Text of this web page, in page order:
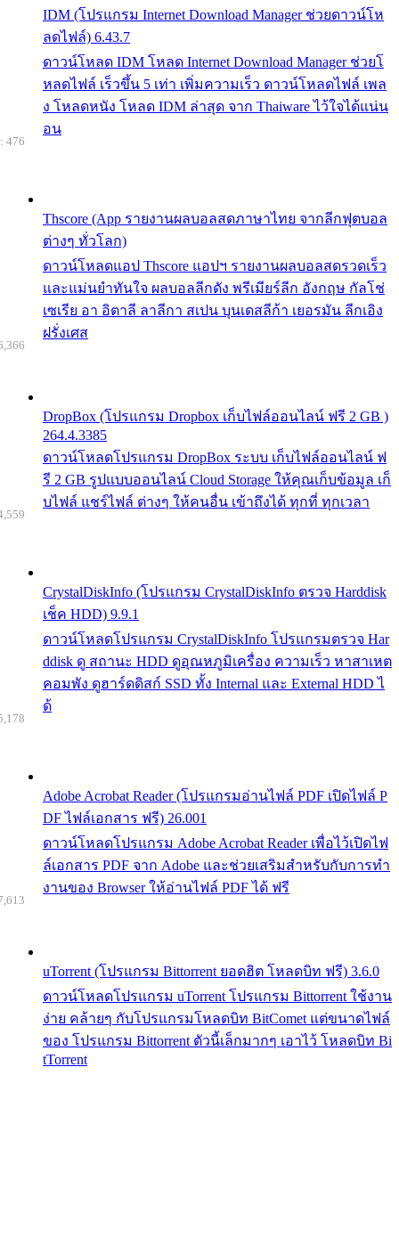
IDM (โปรแกรม Internet Download Manager ช่วยดาวน์โห
ลดไฟล์) 6.43.7
ดาวน์โหลด IDM โหลด Internet Download Manager ช่วยโ
หลดไฟล์ เร็วขึ้น 5 เท่า เพิ่มความเร็ว ดาวน์โหลดไฟล์ เพล
ง โหลดหนัง โหลด IDM ล่าสุด จาก Thaiware ไว้ใจได้แน่น
อน
Thscore (App รายงานผลบอลสดภาษาไทย จากลีกฟุตบอล
ต่างๆ ทั่วโลก)
ดาวน์โหลดแอป Thscore แอปฯ รายงานผลบอลสดรวดเร็ว
และแม่นยำทันใจ ผลบอลลีกดัง พรีเมียร์ลีก อังกฤษ กัลโช่
เซเรีย อา อิตาลี ลาลีกา สเปน บุนเดสลีก้า เยอรมัน ลีกเอิง
ฝรั่งเศส
476
DropBox (โปรแกรม Dropbox เก็บไฟล์ออนไลน์ ฟรี 2 GB )
264.4.3385
ดาวน์โหลดโปรแกรม DropBox ระบบ เก็บไฟล์ออนไลน์ ฟ
รี 2 GB รูปแบบออนไลน์ Cloud Storage ให้คุณเก็บข้อมูล เก็
บไฟล์ แชร์ไฟล์ ต่างๆ ให้คนอื่น เข้าถึงได้ ทุกที่ ทุกเวลา
CrystalDiskInfo (โปรแกรม CrystalDiskInfo ตรวจ Harddisk
เช็ค HDD) 9.9.1
ดาวน์โหลดโปรแกรม CrystalDiskInfo โปรแกรมตรวจ Har
ddisk ดู สถานะ HDD ดูอุณหภูมิเครื่อง ความเร็ว หาสาเหต
คอมพัง ดูฮาร์ดดิสก์ SSD ทั้ง Internal และ External HDD ไ
ด้
Adobe Acrobat Reader (โปรแกรมอ่านไฟล์ PDF เปิดไฟล์ P
DF ไฟล์เอกสาร ฟรี) 26.001
ดาวน์โหลดโปรแกรม Adobe Acrobat Reader เพื่อไว้เปิดไฟ
ล์เอกสาร PDF จาก Adobe และช่วยเสริมสำหรับกับการทำ
งานของ Browser ให้อ่านไฟล์ PDF ได้ ฟรี
uTorrent (โปรแกรม Bittorrent ยอดฮิต โหลดบิท ฟรี) 3.6.0
ดาวน์โหลดโปรแกรม uTorrent โปรแกรม Bittorrent ใช้งาน
ง่าย คล้ายๆ กับโปรแกรมโหลดบิท BitComet แต่ขนาดไฟล์
ของ โปรแกรม Bittorrent ตัวนี้เล็กมากๆ เอาไว้ โหลดบิท Bi
tTorrent